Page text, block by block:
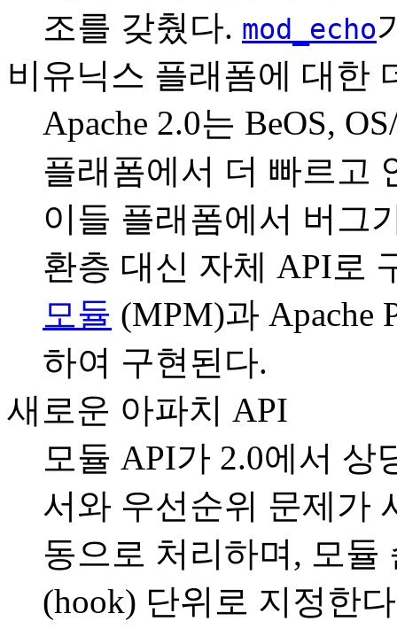
조를 갖췄다. mod_echo
비유닉스 플래폼에 대한
Apache 2.0는 BeOS,
플래폼에서 더 빠르고
이들 플래폼에서 버그
환층 대신 자체 API로
모듈 (MPM)과 Apache
하여 구현된다.
새로운 아파치 API
모듈 API가 2.0에서 상
서와 우선순위 문제가
동으로 처리하며, 모듈
(hook) 단위로 지정한